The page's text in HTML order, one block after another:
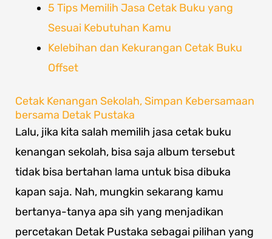
5 Tips Memilih Jasa Cetak Buku yang
Sesuai Kebutuhan Kamu
Kelebihan dan Kekurangan Cetak Buku
Offset
Cetak Kenangan Sekolah, Simpan Kebersamaan
bersama Detak Pustaka
Lalu, jika kita salah memilih jasa cetak buku
kenangan sekolah, bisa saja album tersebut
tidak bisa bertahan lama untuk bisa dibuka
kapan saja. Nah, mungkin sekarang kamu
bertanya-tanya apa sih yang menjadikan
percetakan Detak Pustaka sebagai pilihan yang